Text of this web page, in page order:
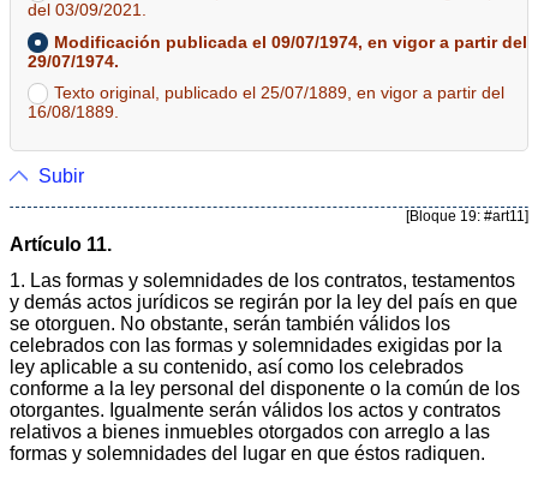
del 03/09/2021.
Modificación publicada el 09/07/1974, en vigor a partir del
29/07/1974.
Texto original, publicado el 25/07/1889, en vigor a partir del
16/08/1889.
Subir
[Bloque 19: #art11]
Artículo 11.
1. Las formas y solemnidades de los contratos, testamentos
y demás actos jurídicos se regirán por la ley del país en que
se otorguen. No obstante, serán también válidos los
celebrados con las formas y solemnidades exigidas por la
ley aplicable a su contenido, así como los celebrados
conforme a la ley personal del disponente o la común de los
otorgantes. Igualmente serán válidos los actos y contratos
relativos a bienes inmuebles otorgados con arreglo a las
formas y solemnidades del lugar en que éstos radiquen.